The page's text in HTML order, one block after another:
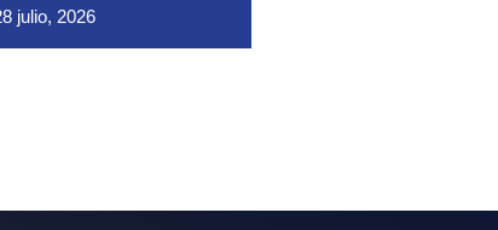
julio, 2026